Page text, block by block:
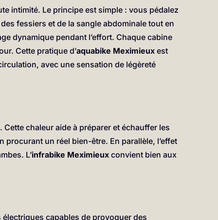
intimité. Le principe est simple : vous pédalez
fessiers et de la sangle abdominale tout en
dynamique pendant l’effort. Chaque cabine
Cette pratique d’aquabike Meximieux est
avec une sensation de légèreté
chaleur aide à préparer et échauffer les
un réel bien-être. En parallèle, l’effet
L’infrabike Meximieux convient bien aux
capables de provoquer des